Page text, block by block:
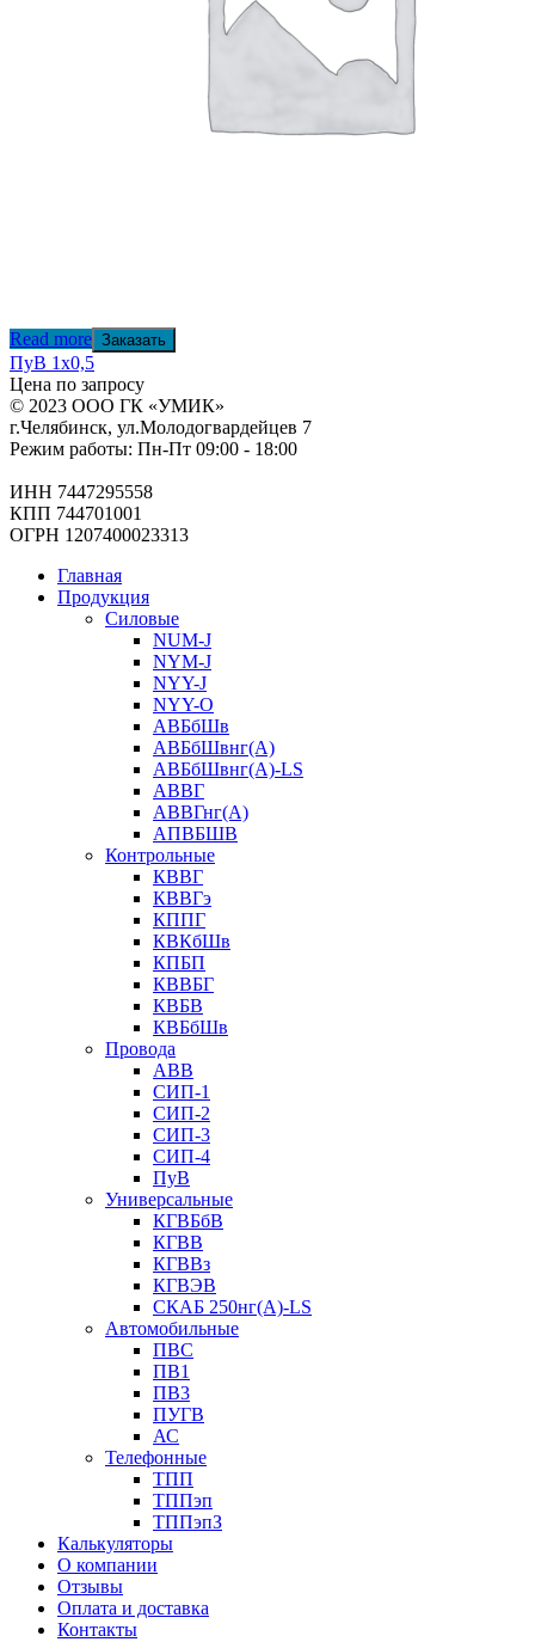
Read more Заказать
ПуВ 1х0,5
Цена по запросу
© 2023 ООО ГК «УМИК»
г.Челябинск, ул.Молодогвардейцев 7
Режим работы: Пн-Пт 09:00 - 18:00
ИНН 7447295558
КПП 744701001
ОГРН 1207400023313
Главная
Продукция
Силовые
NUM-J
NYM-J
NYY-J
NYY-O
АВБбШв
АВБбШвнг(А)
АВБбШвнг(А)-LS
АВВГ
АВВГнг(А)
АПВБШВ
Контрольные
КВВГ
КВВГэ
КППГ
КВКбШв
КПБП
КВВБГ
КВБВ
КВБбШв
Провода
АВВ
СИП-1
СИП-2
СИП-3
СИП-4
ПуВ
Универсальные
КГВБбВ
КГВВ
КГВВз
КГВЭВ
СКАБ 250нг(А)-LS
Автомобильные
ПВС
ПВ1
ПВ3
ПУГВ
АС
Телефонные
ТПП
ТППэп
ТППэпЗ
Калькуляторы
О компании
Отзывы
Оплата и доставка
Контакты